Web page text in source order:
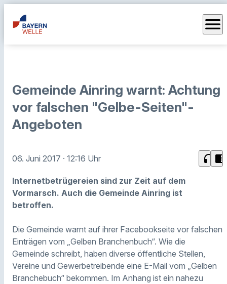
menu
Gemeinde Ainring warnt: Achtung
vor falschen "Gelbe-Seiten"-
Angeboten
06. Juni 2017 · 12:16 Uhr headphones chrome_reader_mode
Internetbetrügereien sind zur Zeit auf dem
Vormarsch. Auch die Gemeinde Ainring ist
betroffen.
Die Gemeinde warnt auf ihrer Facebookseite vor falschen
Einträgen vom „Gelben Branchenbuch“. Wie die
Gemeinde schreibt, haben diverse öffentliche Stellen,
Vereine und Gewerbetreibende eine E-Mail vom „Gelben
Branchebuch“ bekommen. Im Anhang ist ein nahezu